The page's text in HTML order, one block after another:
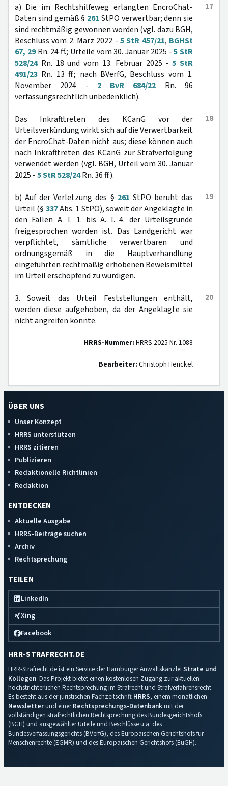
17
a) Die im Rechtshilfeweg erlangten EncroChat-
Daten sind gemäß § 261 StPO verwertbar; denn sie
sind rechtmäßig gewonnen worden (vgl. dazu BGH,
Beschluss vom 2. März 2022 - 5 StR 457/21, BGHSt
67, 29Rn. 24 ff.; Urteile vom 30. Januar 2025 -5 StR
528/24Rn. 18 und vom 13. Februar 2025 -5 StR
491/23 Rn. 13 ff.; nach BVerfG, Beschluss vom 1.
November 2024 - 2 BvR 684/22 Rn. 96
verfassungsrechtlich unbedenklich).
18
Das Inkrafttreten des KCanG vor der
Urteilsverkündung wirkt sich auf die Verwertbarkeit
der EncroChat-Daten nicht aus; diese können auch
nach Inkrafttreten des KCanG zur Strafverfolgung
verwendet werden (vgl. BGH, Urteil vom 30. Januar
2025 -5 StR 528/24Rn. 36 ff.).
19
b) Auf der Verletzung des § 261 StPO beruht das
Urteil (§ 337Abs. 1 StPO), soweit der Angeklagte in
den Fällen A. I. 1. bis A. I. 4. der Urteilsgründe
freigesprochen worden ist. Das Landgericht war
verpflichtet, sämtliche verwertbaren und
ordnungsgemäß in die Hauptverhandlung
eingeführten rechtmäßig erhobenen Beweismittel
im Urteil erschöpfend zu würdigen.
20
3. Soweit das Urteil Feststellungen enthält,
werden diese aufgehoben, da der Angeklagte sie
nicht angreifen konnte.
HRRS-Nummer: HRRS 2025 Nr. 1088
Bearbeiter: Christoph Henckel
ÜBER UNS
Unser Konzept
HRRS unterstützen
HRRS zitieren
Publizieren
Redaktionelle Richtlinien
Redaktion
ENTDECKEN
Aktuelle Ausgabe
HRRS-Beiträge suchen
Archiv
Rechtsprechung
TEILEN
LinkedIn
Xing
Facebook
HRR-STRAFRECHT.DE
HRR-Strafrecht.de ist ein Service der Hamburger Anwaltskanzlei Strate und
Kollegen. Das Projekt bietet einen kostenlosen Zugang zur aktuellen
höchstrichterlichen Rechtsprechung im Strafrecht und Strafverfahrensrecht.
Es besteht aus der juristischen Fachzeitschrift HRRS, einem monatlichen
Newsletterund einerRechtsprechungs-Datenbankmit der
vollständigen strafrechtlichen Rechtsprechung des Bundesgerichtshofs
(BGH) und ausgewählter Urteile und Beschlüsse u.a. des
Bundesverfassungsgerichts (BVerfG), des Europäischen Gerichtshofs für
Menschenrechte (EGMR) und des Europäischen Gerichtshofs (EuGH).